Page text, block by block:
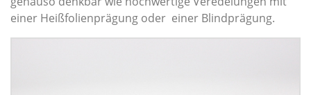
einer Heißfolienprägung oder einer Blindprägung.